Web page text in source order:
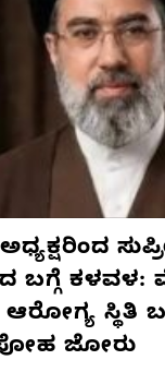
ಬಗ್ಗೆ ಕಳವಳ:
ಸ್ಥಿತಿ
ಜೋರು